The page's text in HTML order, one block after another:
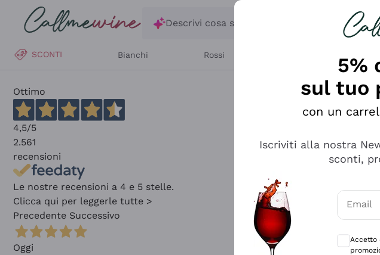
Salta al contenuto principale
Descrivi cosa stai cercando
SCONTI Bianchi Rossi
Ottimo
4,5/5
2.561
recensioni
Le nostre recensioni a 4 e 5 stelle.
Clicca qui per leggerle tutte >
Precedente Successivo
Oggi
5%
sul tuo
con un
Iscriviti alla nostra
sconti,
Email
Accetto